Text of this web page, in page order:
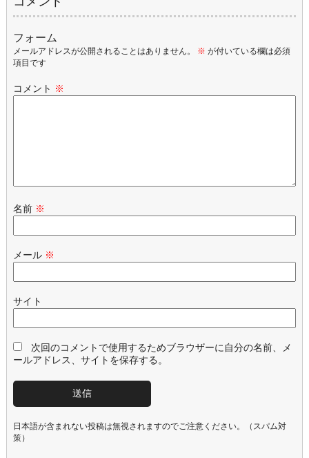
フォーム
メールアドレスが公開されることはありません。 ※ が付いている欄は必須
項目です
コメント ※
名前 ※
メール ※
サイト
次回のコメントで使用するためブラウザーに自分の名前、メ
ールアドレス、サイトを保存する。
日本語が含まれない投稿は無視されますのでご注意ください。（スパム対
策）